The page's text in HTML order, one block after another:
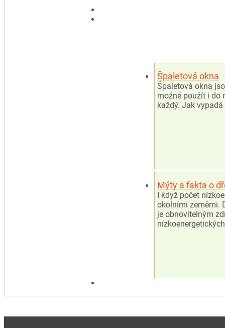
Špaletová okna
Špaletová okna
možné použít i do
každý. Jak
Mýty a fakta o
I když počet
okolními zeměmi.
je obnovitelným